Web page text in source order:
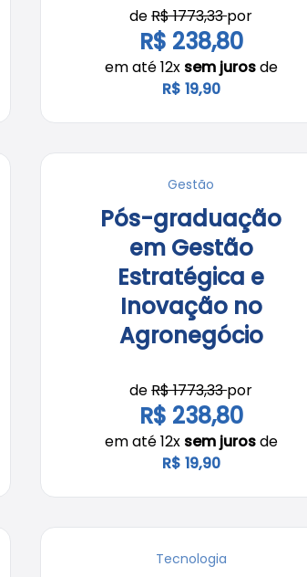
deR$ 1773,33por
R$ 238,80
em até 12x sem jurosde
R$ 19,90
Gestão
Pós-graduação
em Gestão
Estratégica e
Inovação no
Agronegócio
deR$ 1773,33por
R$ 238,80
em até 12x sem jurosde
R$ 19,90
Tecnologia